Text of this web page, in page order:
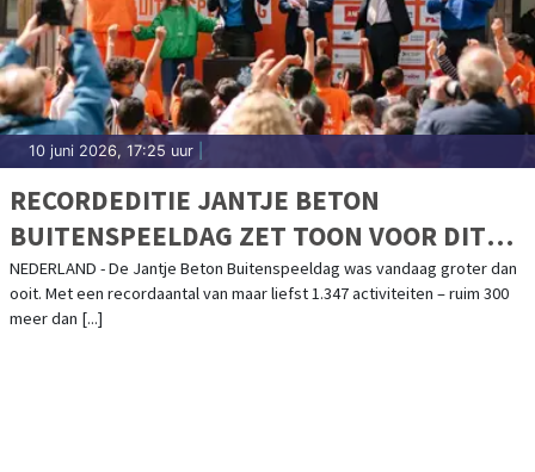
10 juni 2026, 17:25 uur
RECORDEDITIE JANTJE BETON
BUITENSPEELDAG ZET TOON VOOR DIT
SPEELJAAR
NEDERLAND - De Jantje Beton Buitenspeeldag was vandaag groter dan
ooit. Met een recordaantal van maar liefst 1.347 activiteiten – ruim 300
meer dan [...]